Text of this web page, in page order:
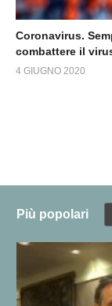
Coronavirus.
combattere il
4 GIUGNO 2020
Più popolari